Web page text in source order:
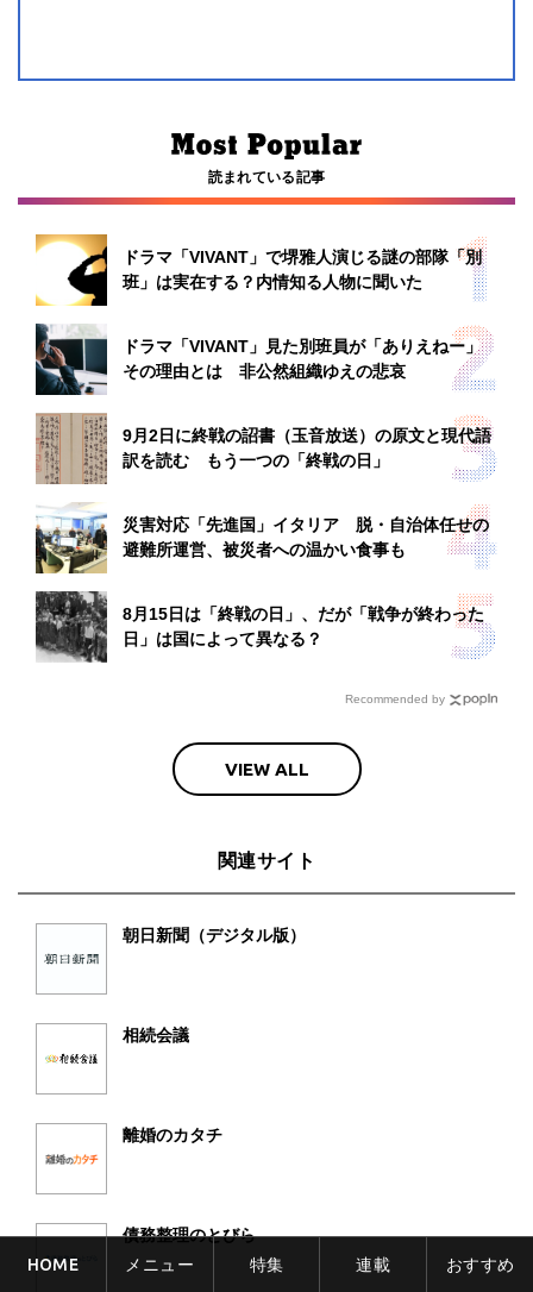
読まれている記事
ドラマ「VIVANT」で堺雅人演じる謎の部隊「別
班」は実在する？内情知る人物に聞いた
ドラマ「VIVANT」見た別班員が「ありえねー」
その理由とは 非公然組織ゆえの悲哀
9月2日に終戦の詔書（玉音放送）の原文と現代語
訳を読む もう一つの「終戦の日」
災害対応「先進国」イタリア 脱・自治体任せの
避難所運営、被災者への温かい食事も
8月15日は「終戦の日」、だが「戦争が終わった
日」は国によって異なる？
Recommended by
VIEW ALL
関連サイト
朝日新聞（デジタル版）
相続会議
離婚のカタチ
債務整理のとびら
HOME
メニュー 特集 連載 おすすめ